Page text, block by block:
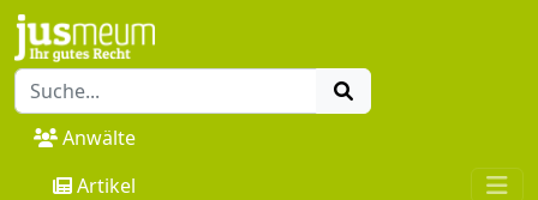
Anwälte
Artikel